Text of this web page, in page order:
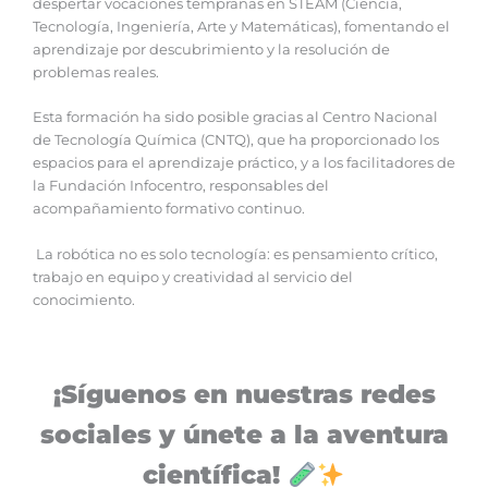
despertar vocaciones tempranas en STEAM (Ciencia,
Tecnología, Ingeniería, Arte y Matemáticas), fomentando el
aprendizaje por descubrimiento y la resolución de
problemas reales.
Esta formación ha sido posible gracias al Centro Nacional
de Tecnología Química (CNTQ), que ha proporcionado los
espacios para el aprendizaje práctico, y a los facilitadores de
la Fundación Infocentro, responsables del
acompañamiento formativo continuo.
La robótica no es solo tecnología: es pensamiento crítico,
trabajo en equipo y creatividad al servicio del
conocimiento.
¡Síguenos en nuestras redes
sociales y únete a la aventura
científica!